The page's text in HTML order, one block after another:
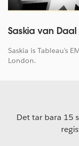
Saskia van Daal
Saskia is Tableau's
London.
Det tar bara 15